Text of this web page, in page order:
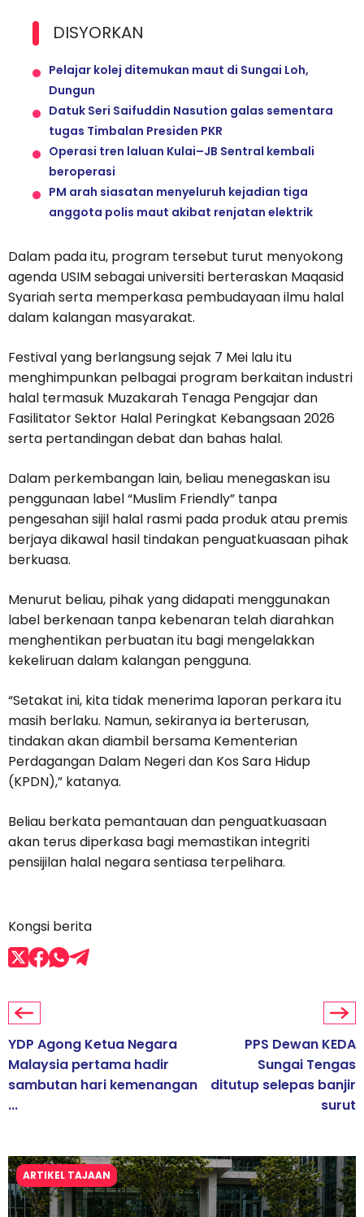
DISYORKAN
Pelajar kolej ditemukan maut di Sungai Loh,
Dungun
Datuk Seri Saifuddin Nasution galas sementara
tugas Timbalan Presiden PKR
Operasi tren laluan Kulai–JB Sentral kembali
beroperasi
PM arah siasatan menyeluruh kejadian tiga
anggota polis maut akibat renjatan elektrik
Dalam pada itu, program tersebut turut menyokong
agenda USIM sebagai universiti berteraskan Maqasid
Syariah serta memperkasa pembudayaan ilmu halal
dalam kalangan masyarakat.
Festival yang berlangsung sejak 7 Mei lalu itu
menghimpunkan pelbagai program berkaitan industri
halal termasuk Muzakarah Tenaga Pengajar dan
Fasilitator Sektor Halal Peringkat Kebangsaan 2026
serta pertandingan debat dan bahas halal.
Dalam perkembangan lain, beliau menegaskan isu
penggunaan label “Muslim Friendly” tanpa
pengesahan sijil halal rasmi pada produk atau premis
berjaya dikawal hasil tindakan penguatkuasaan pihak
berkuasa.
Menurut beliau, pihak yang didapati menggunakan
label berkenaan tanpa kebenaran telah diarahkan
menghentikan perbuatan itu bagi mengelakkan
kekeliruan dalam kalangan pengguna.
“Setakat ini, kita tidak menerima laporan perkara itu
masih berlaku. Namun, sekiranya ia berterusan,
tindakan akan diambil bersama Kementerian
Perdagangan Dalam Negeri dan Kos Sara Hidup
(KPDN),” katanya.
Beliau berkata pemantauan dan penguatkuasaan
akan terus diperkasa bagi memastikan integriti
pensijilan halal negara sentiasa terpelihara.
Kongsi berita
YDP Agong Ketua Negara
Malaysia pertama hadir
sambutan hari kemenangan
...
PPS Dewan KEDA
Sungai Tengas
ditutup selepas banjir
surut
ARTIKEL TAJAAN